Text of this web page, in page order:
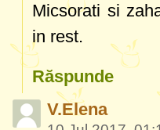
Micsorati si
in rest.
Răspunde
V.Elena